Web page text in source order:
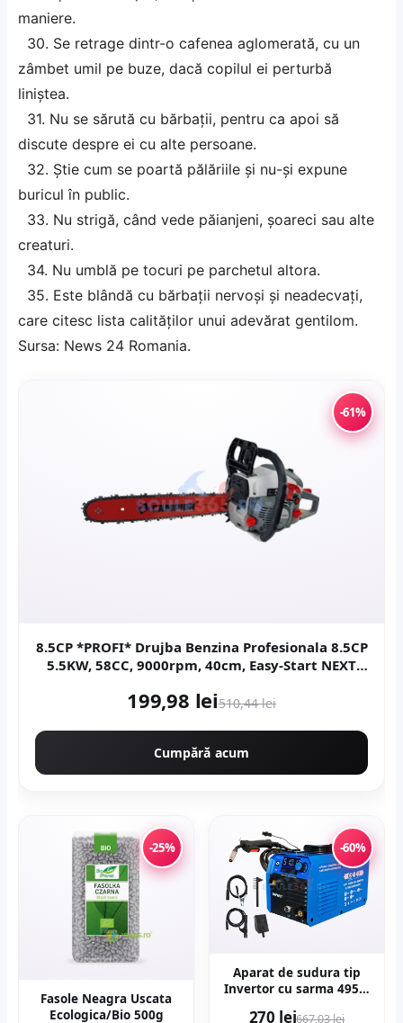
maniere.
30. Se retrage dintr-o cafenea aglomerată, cu un
zâmbet umil pe buze, dacă copilul ei perturbă
liniștea.
31. Nu se sărută cu bărbații, pentru ca apoi să
discute despre ei cu alte persoane.
32. Știe cum se poartă pălăriile și nu-și expune
buricul în public.
33. Nu strigă, când vede păianjeni, șoareci sau alte
creaturi.
34. Nu umblă pe tocuri pe parchetul altora.
35. Este blândă cu bărbații nervoși și neadecvați,
care citesc lista calităților unui adevărat gentilom.
Sursa: News 24 Romania.
-61%
8.5CP *PROFI* Drujba Benzina Profesionala 8.5CP
5.5KW, 58CC, 9000rpm, 40cm, Easy-Start NEXT
199,98 lei510,44 lei
Cumpără acum
-25%
Fasole Neagra Uscata
Ecologica/Bio 500g
-60%
Aparat de sudura tip
Invertor cu sarma 495A,
270 lei667,03 lei